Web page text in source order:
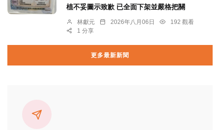
植不妥圖示致歉 已全面下架並嚴格把關
林獻元 2026年八月06日
192 觀看
1 分享
更多最新新聞